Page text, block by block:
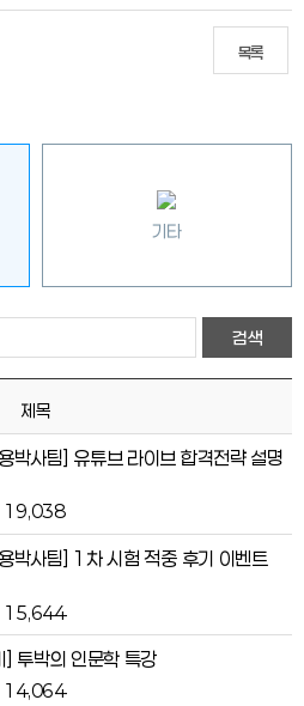
목록
기타
제목
박사팀] 유튜브 라이브 합격전략 설명
19,038
박사팀] 1차 시험 적중 후기 이벤트
15,644
투박의 인문학 특강
14,064